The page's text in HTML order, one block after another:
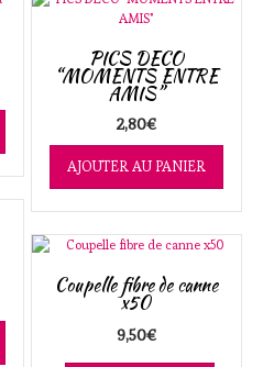
PICS DECO
“MOMENTS ENTRE
AMIS”
2,80€
AJOUTER AU PANIER
Coupelle fibre de canne
x50
9,50€